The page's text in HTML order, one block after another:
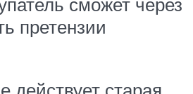
претензии